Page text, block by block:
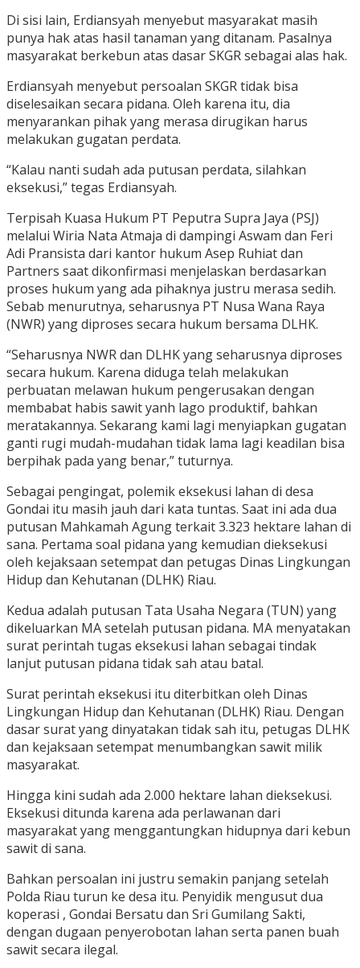
Di sisi lain, Erdiansyah menyebut masyarakat masih
punya hak atas hasil tanaman yang ditanam. Pasalnya
masyarakat berkebun atas dasar SKGR sebagai alas hak.
Erdiansyah menyebut persoalan SKGR tidak bisa
diselesaikan secara pidana. Oleh karena itu, dia
menyarankan pihak yang merasa dirugikan harus
melakukan gugatan perdata.
“Kalau nanti sudah ada putusan perdata, silahkan
eksekusi,” tegas Erdiansyah.
Terpisah Kuasa Hukum PT Peputra Supra Jaya (PSJ)
melalui Wiria Nata Atmaja di dampingi Aswam dan Feri
Adi Pransista dari kantor hukum Asep Ruhiat dan
Partners saat dikonfirmasi menjelaskan berdasarkan
proses hukum yang ada pihaknya justru merasa sedih.
Sebab menurutnya, seharusnya PT Nusa Wana Raya
(NWR) yang diproses secara hukum bersama DLHK.
“Seharusnya NWR dan DLHK yang seharusnya diproses
secara hukum. Karena diduga telah melakukan
perbuatan melawan hukum pengerusakan dengan
membabat habis sawit yanh lago produktif, bahkan
meratakannya. Sekarang kami lagi menyiapkan gugatan
ganti rugi mudah-mudahan tidak lama lagi keadilan bisa
berpihak pada yang benar,” tuturnya.
Sebagai pengingat, polemik eksekusi lahan di desa
Gondai itu masih jauh dari kata tuntas. Saat ini ada dua
putusan Mahkamah Agung terkait 3.323 hektare lahan di
sana. Pertama soal pidana yang kemudian dieksekusi
oleh kejaksaan setempat dan petugas Dinas Lingkungan
Hidup dan Kehutanan (DLHK) Riau.
Kedua adalah putusan Tata Usaha Negara (TUN) yang
dikeluarkan MA setelah putusan pidana. MA menyatakan
surat perintah tugas eksekusi lahan sebagai tindak
lanjut putusan pidana tidak sah atau batal.
Surat perintah eksekusi itu diterbitkan oleh Dinas
Lingkungan Hidup dan Kehutanan (DLHK) Riau. Dengan
dasar surat yang dinyatakan tidak sah itu, petugas DLHK
dan kejaksaan setempat menumbangkan sawit milik
masyarakat.
Hingga kini sudah ada 2.000 hektare lahan dieksekusi.
Eksekusi ditunda karena ada perlawanan dari
masyarakat yang menggantungkan hidupnya dari kebun
sawit di sana.
Bahkan persoalan ini justru semakin panjang setelah
Polda Riau turun ke desa itu. Penyidik mengusut dua
koperasi , Gondai Bersatu dan Sri Gumilang Sakti,
dengan dugaan penyerobotan lahan serta panen buah
sawit secara ilegal.